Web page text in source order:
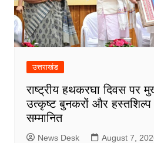
उत्तराखंड
राष्ट्रीय हथकरघा दिवस पर
उत्कृष्ट बुनकरों और हस्तशिल्प
सम्मानित
News Desk August 7,